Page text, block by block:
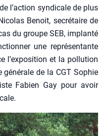
l’action syn­di­cale de plus
Benoit, secré­taire de
du groupe SEB, implan­té
une repré­sen­tante
l’exposition et la pol­lu­tion
géné­rale de la CGT Sophie
Fabien Gay pour avoir